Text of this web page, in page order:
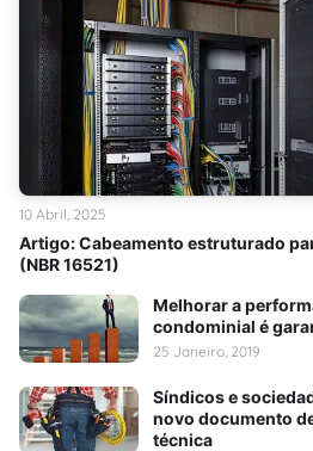
Artigo: Cabeamento estruturado
(NBR 16521)
10 Abril, 2025
Melhorar a
condominial é
25 Janeiro, 2019
Síndicos e
novo documento
técnica